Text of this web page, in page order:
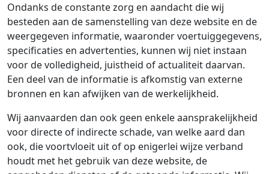
Ondanks de constante zorg en aandacht die wij
besteden aan de samenstelling van deze website en de
weergegeven informatie, waaronder voertuiggegevens,
specificaties en advertenties, kunnen wij niet instaan
voor de volledigheid, juistheid of actualiteit daarvan.
Een deel van de informatie is afkomstig van externe
bronnen en kan afwijken van de werkelijkheid.
Wij aanvaarden dan ook geen enkele aansprakelijkheid
voor directe of indirecte schade, van welke aard dan
ook, die voortvloeit uit of op enigerlei wijze verband
houdt met het gebruik van deze website, de